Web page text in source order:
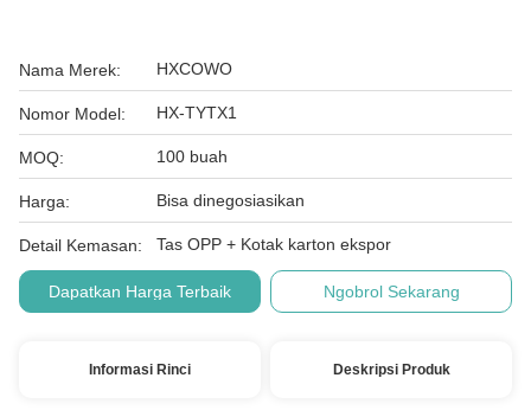
Nama Merek: HXCOWO
Nomor Model: HX-TYTX1
MOQ: 100 buah
Harga: Bisa dinegosiasikan
Detail Kemasan: Tas OPP + Kotak karton ekspor
Dapatkan Harga Terbaik Ngobrol Sekarang
Informasi Rinci Deskripsi Produk